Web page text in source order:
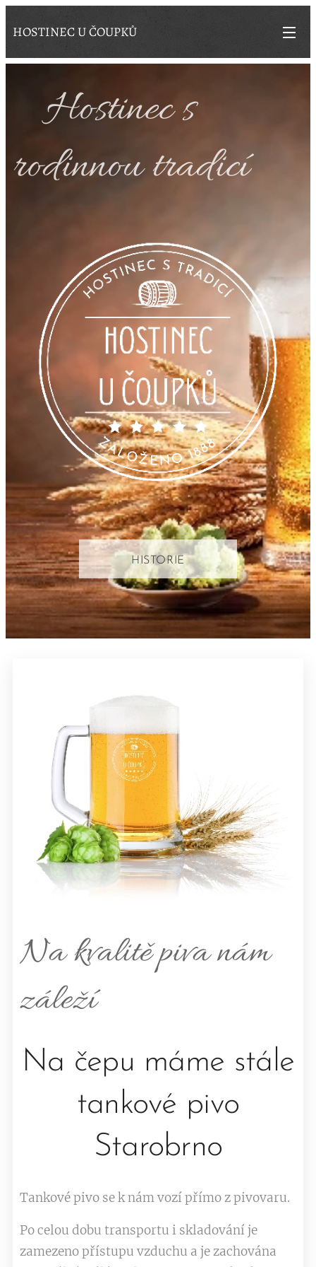
HOSTINEC U ČOUPKŮ
Hostinec s
rodinnou tradicí
HISTORIE
Na kvalitě piva nám
záleží
Na čepu máme stále
tankové pivo
Starobrno
Tankové pivo se k nám vozí přímo z pivovaru.
Po celou dobu transportu i skladování je
zamezeno přístupu vzduchu a je zachována